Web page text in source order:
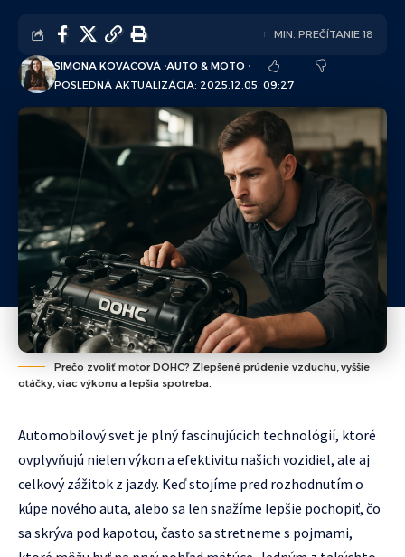
POSLEDNÁ AKTUALIZÁCIA: 2025.12.05. 09:27
SIMONA KOVÁCOVÁ AUTO & MOTO
MIN. PREČÍTANIE 18
Prečo zvoliť motor DOHC? Zlepšené prúdenie vzduchu, vyššie
otáčky, viac výkonu a lepšia spotreba.
Automobilový svet je plný fascinujúcich technológií, ktoré
ovplyvňujú nielen výkon a efektivitu našich vozidiel, ale aj
celkový zážitok z jazdy. Keď stojíme pred rozhodnutím o
kúpe nového auta, alebo sa len snažíme lepšie pochopiť, čo
sa skrýva pod kapotou, často sa stretneme s pojmami,